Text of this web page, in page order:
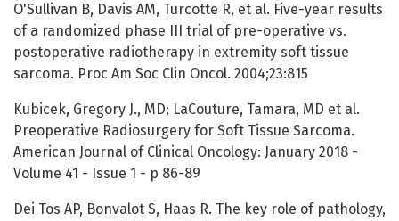
O'Sullivan B, Davis AM, Turcotte R, et al. Five-year results
of a randomized phase III trial of pre-operative vs.
postoperative radiotherapy in extremity soft tissue
sarcoma. Proc Am Soc Clin Oncol. 2004;23:815
Kubicek, Gregory J., MD; LaCouture, Tamara, MD et al.
Preoperative Radiosurgery for Soft Tissue Sarcoma.
American Journal of Clinical Oncology: January 2018 -
Volume 41 - Issue 1 - p 86-89
Dei Tos AP, Bonvalot S, Haas R. The key role of pathology,